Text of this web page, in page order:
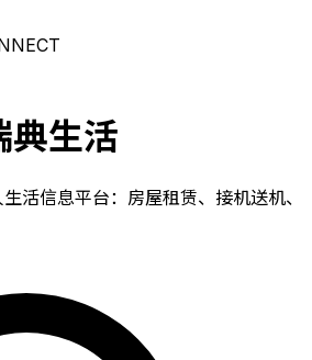
典生活
活信息平台：房屋租赁、接机送机、